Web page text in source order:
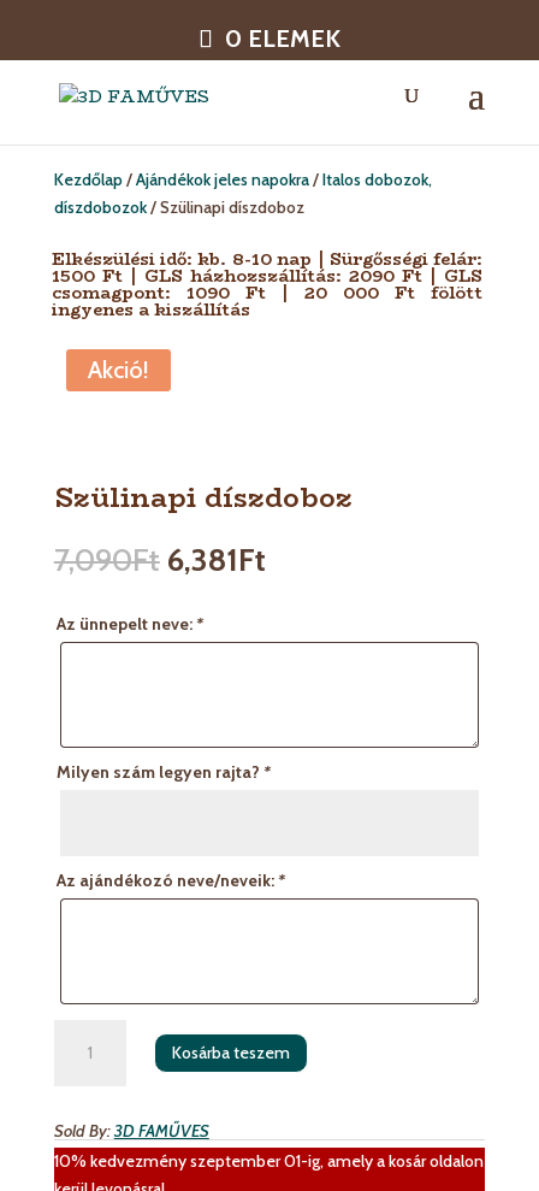
0 ELEMEK
Kezdőlap/Ajándékok jeles napokra/Italos dobozok,
díszdobozok/ Szülinapi díszdoboz
Elkészülési idő: kb. 8-10 nap | Sürgősségi felár:
1500 Ft | GLS házhozszállítás: 2090 Ft | GLS
csomagpont: 1090 Ft | 20 000 Ft fölött
ingyenes a kiszállítás
Akció!
Szülinapi díszdoboz
7,090Ft 6,381Ft
Az ünnepelt neve:*
Milyen szám legyen rajta? *
Az ajándékozó neve/neveik:*
díszdoboz
Kosárba teszem
Sold By:3D FAMŰVES
10% kedvezmény szeptember 01-ig, amely a kosár oldalon